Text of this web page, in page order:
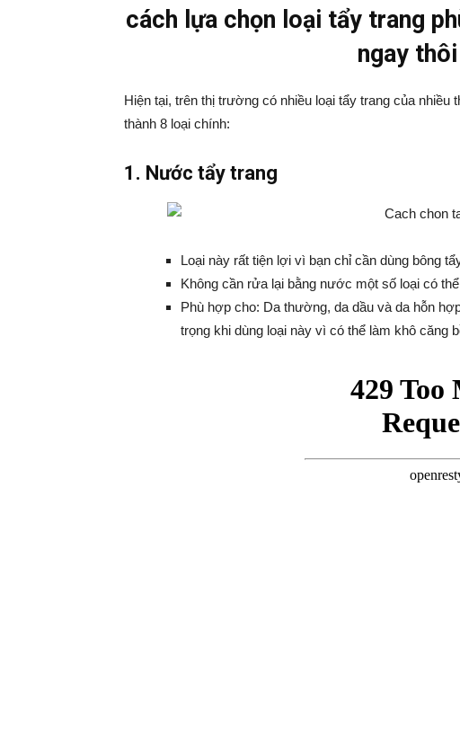
cách lựa chọn loại tẩy trang
ngay
Hiện tại, trên thị trường có nhiều loại tẩy trang của
thành 8 loại chính:
1. Nước tẩy trang
Loại này rất tiện lợi vì bạn chỉ cần dùng bông
Không cần rửa lại bằng nước một số loại có
Phù hợp cho: Da thường, da dầu và da hỗn
trọng khi dùng loại này vì có thể làm khô căng